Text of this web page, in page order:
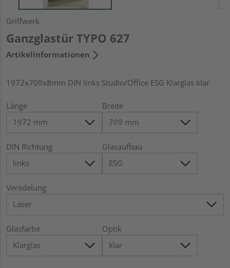
Griffwerk
Ganzglastür TYPO 627
Artikelinformationen
1972x709x8mm DIN links Studio/Office ESG Klarglas klar
Länge Breite
DIN Richtung Glasaufbau
Veredelung
Glasfarbe Optik